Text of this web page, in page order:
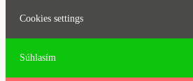
Cookies settings
Súhlasím